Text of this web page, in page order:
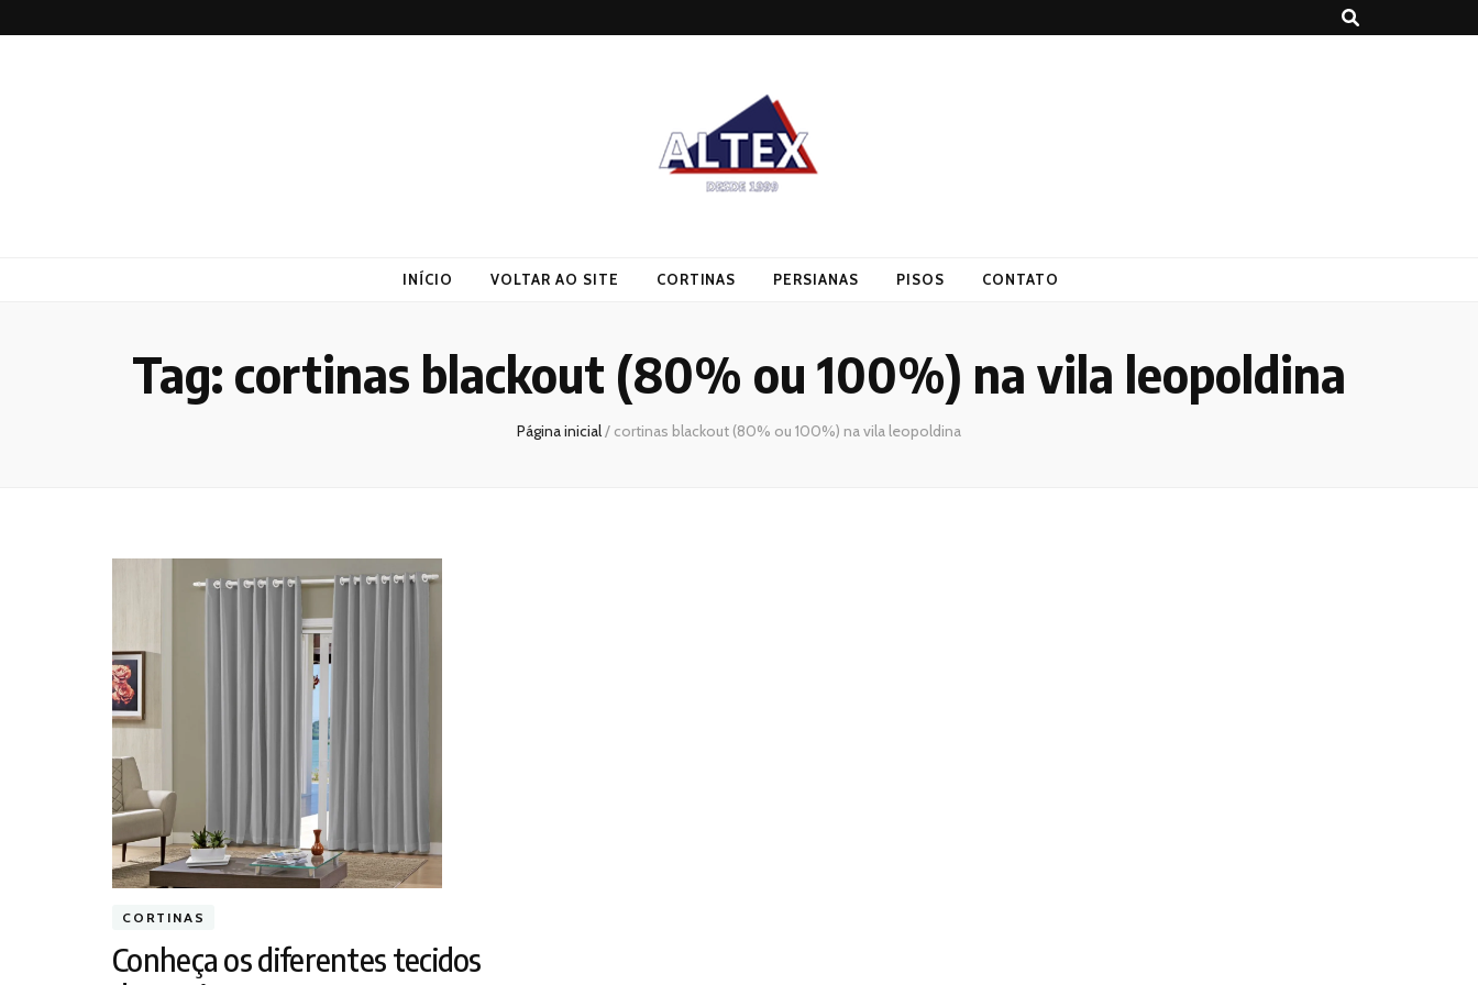
INÍCIO VOLTAR AO SITE CORTINAS PERSIANAS PISOS CONTATO
Tag: cortinas blackout (80% ou 100%) na vila leopoldina
Página inicial/ cortinas blackout (80% ou 100%) na vila leopoldina
CORTINAS
Conheça os diferentes tecidos